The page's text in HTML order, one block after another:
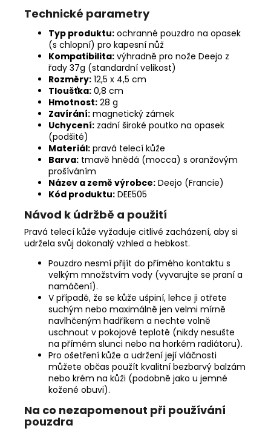
Technické parametry
Typ produktu: ochranné pouzdro na opasek
(s chlopní) pro kapesní nůž
Kompatibilita: výhradně pro nože Deejo z
řady 37g (standardní velikost)
Rozměry: 12,5 x 4,5 cm
Tloušťka: 0,8 cm
Hmotnost: 28 g
Zavírání: magnetický zámek
Uchycení: zadní široké poutko na opasek
(podšité)
Materiál: pravá telecí kůže
Barva: tmavě hnědá (mocca) s oranžovým
prošíváním
Název a země výrobce: Deejo (Francie)
Kód produktu: DEE505
Návod k údržbě a použití
Pravá telecí kůže vyžaduje citlivé zacházení, aby si
udržela svůj dokonalý vzhled a hebkost.
Pouzdro nesmí přijít do přímého kontaktu s
velkým množstvím vody (vyvarujte se praní a
namáčení).
V případě, že se kůže ušpiní, lehce ji otřete
suchým nebo maximálně jen velmi mírně
navlhčeným hadříkem a nechte volně
uschnout v pokojové teplotě (nikdy nesušte
na přímém slunci nebo na horkém radiátoru).
Pro ošetření kůže a udržení její vláčnosti
můžete občas použít kvalitní bezbarvý balzám
nebo krém na kůži (podobně jako u jemné
kožené obuvi).
Na co nezapomenout při používání
pouzdra